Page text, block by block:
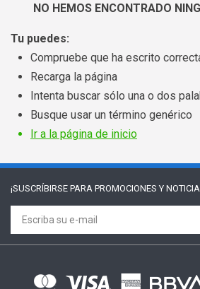
NO HEMOS ENCONTRADO
Tu puedes:
Compruebe que ha escrito
Recarga la página
Intenta buscar sólo una o dos
Busque usar un término genérico
Ir a la página de inicio
¡SUSCRÍBIRSE PARA PROMOCIONES Y